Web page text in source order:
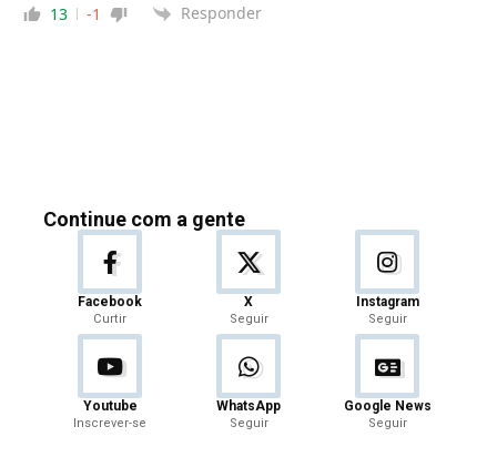
13 -1 Responder
Continue com a gente
Facebook
Curtir
X
Seguir
Instagram
Seguir
Youtube
Inscrever-se
WhatsApp
Seguir
Google News
Seguir